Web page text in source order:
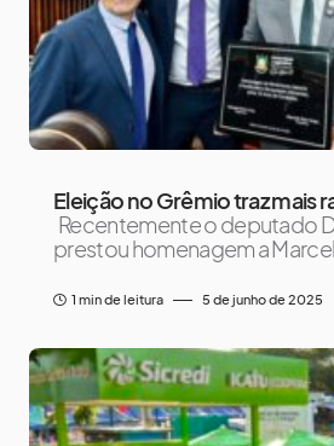
Eleição no Grêmio traz mais
Recentemente o deputado
prestou homenagem a
1 min de leitura 5 de junho de 2025